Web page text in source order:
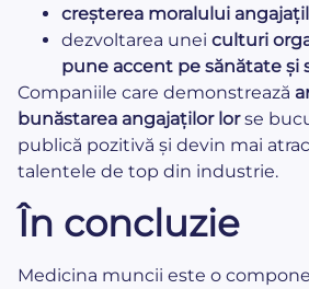
creșterea moralului
dezvoltarea unei culturi
pune accent pe sănătate și
Companiile care demonstrează
bunăstarea angajaților lorse
publică pozitivă și devin mai
talentele de top din industrie.
În concluzie
Medicina muncii este o